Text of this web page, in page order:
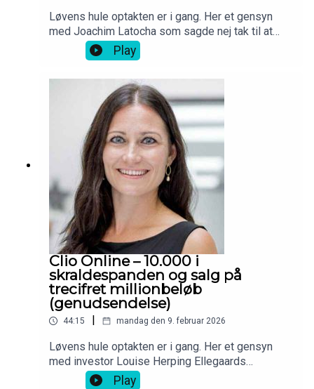
Løvens hule optakten er i gang. Her et gensyn
med Joachim Latocha som sagde nej tak til at
sælge Barons til Jesper Buch mod ejerskab i
Shaping New Tomorrow.
Play
Clio Online – 10.000 i
skraldespanden og salg på
trecifret millionbeløb
(genudsendelse)
44:15 mandag den 9. februar 2026
Løvens hule optakten er i gang. Her et gensyn
med investor Louise Herping Ellegaards
iværksætterhistorie - Clio Online.
Play